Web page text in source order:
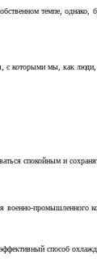
темпе,
которыми мы, как
спокойным и
способ